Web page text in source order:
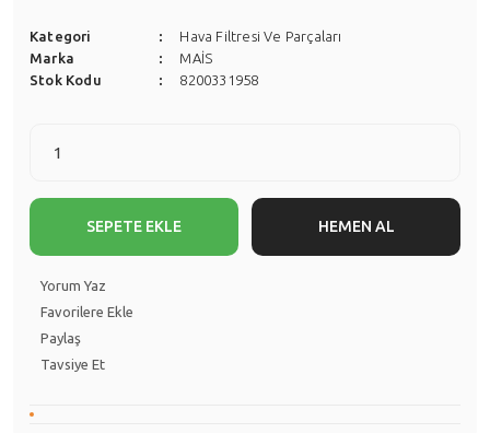
Kategori
Hava Filtresi Ve Parçaları
Marka
MAİS
Stok Kodu
8200331958
SEPETE EKLE HEMEN AL
Yorum Yaz
Paylaş
Tavsiye Et